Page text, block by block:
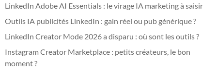
LinkedIn Adobe AI Essentials : le virage IA marketing à saisir
Outils IA publicités LinkedIn : gain réel ou pub générique ?
LinkedIn Creator Mode 2026 a disparu : où sont les outils ?
Instagram Creator Marketplace : petits créateurs, le bon
moment ?